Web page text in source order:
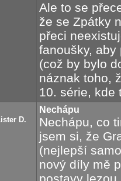
Ale to se
že se Zpátky
přeci
fanoušky,
(což by bylo
náznak toho,
10. série, kde
D.
Nechápu
Nechápu, co
jsem si, že
(nejlepší
nový díly mě